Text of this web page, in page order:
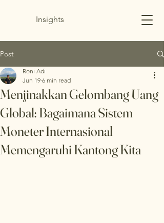
Insights
Post
Menjinakkan Gelombang Uang
Global: Bagaimana Sistem
Moneter Internasional
Memengaruhi Kantong Kita
Roni Adi
Jun 19 6 min read